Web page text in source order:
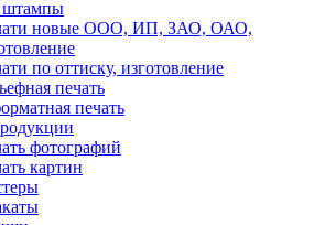
штампы
новые ООО, ИП, ЗАО, ОАО,
по оттиску, изготовление
печать
печать
фотографий
картин